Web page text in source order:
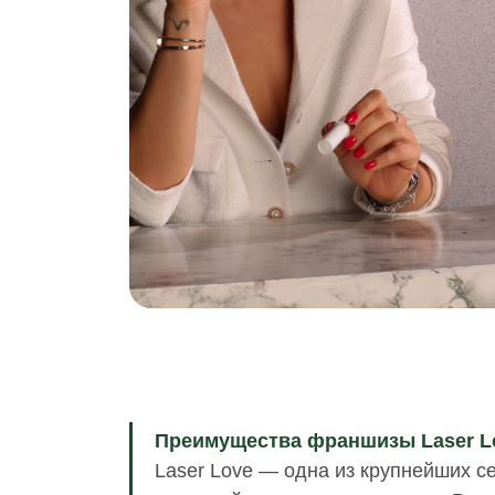
Преимущества франшизы Laser
Laser Love — одна из крупнейших